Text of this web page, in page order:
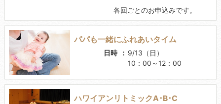
各回ごとのお申込みです。
パパも一緒にふれあいタイム
日時
9/13（日）
10：00～12：00
ハワイアンリトミックA･B･C